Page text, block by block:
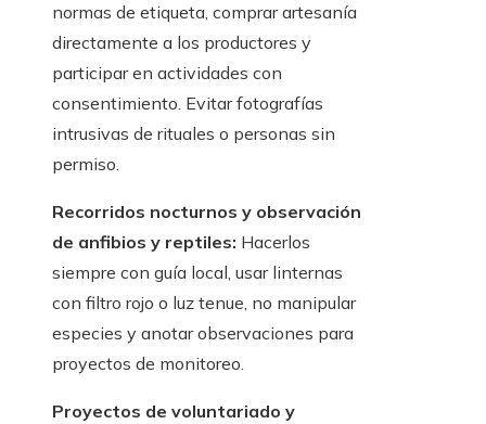
normas de etiqueta, comprar artesanía
directamente a los productores y
participar en actividades con
consentimiento. Evitar fotografías
intrusivas de rituales o personas sin
permiso.
Recorridos nocturnos y observación
de anfibios y reptiles: Hacerlos
siempre con guía local, usar linternas
con filtro rojo o luz tenue, no manipular
especies y anotar observaciones para
proyectos de monitoreo.
Proyectos de voluntariado y